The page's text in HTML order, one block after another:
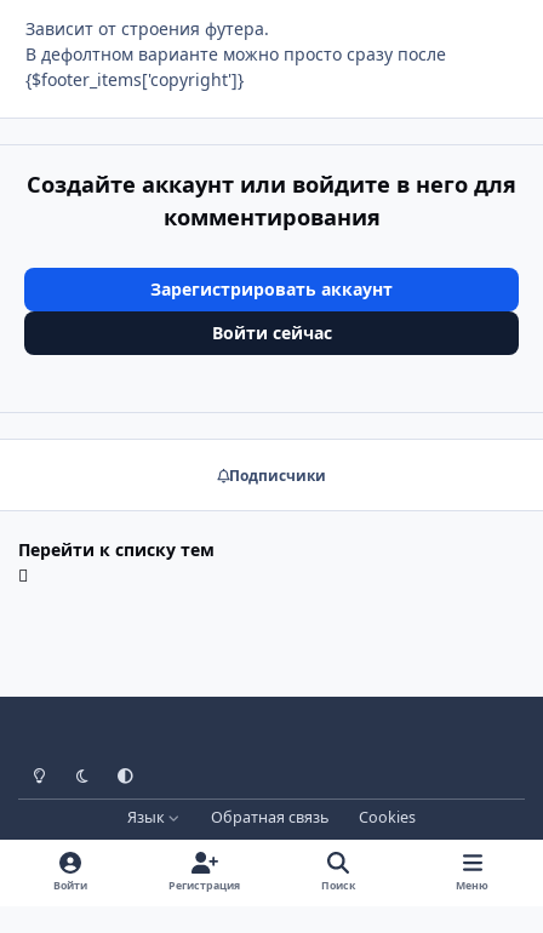
Зависит от строения футера.
В дефолтном варианте можно просто сразу после
{$footer_items['copyright']}
Создайте аккаунт или войдите в него для
комментирования
Зарегистрировать аккаунт
Войти сейчас
Подписчики
Перейти к списку тем
Светлый режим
Тёмный режим
Системные настройки
Язык Обратная связь
Cookies
Лицензия зарегистрирована на IPBSkins.ru
Powered by
Invision Community
Войти Регистрация Поиск Меню